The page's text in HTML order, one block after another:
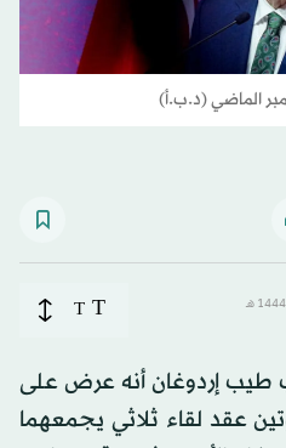
T
T
إردوغان أنه عرض على
عقد لقاء ثلاثي يجمعهما